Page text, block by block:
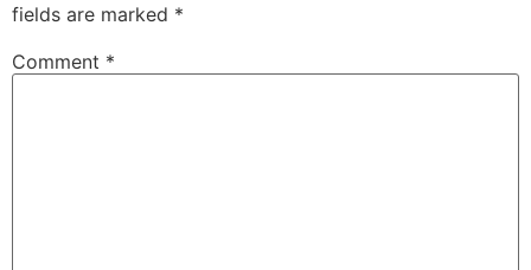
fields are marked *
Comment *